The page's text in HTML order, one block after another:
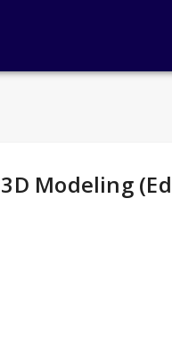
Modeling